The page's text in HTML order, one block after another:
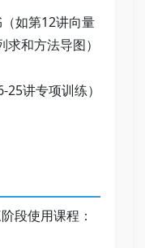
如第12讲向量
讲专项训练）